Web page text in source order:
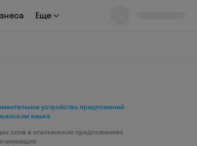
Еще
устройство предложений
языке
слов в итальянских предложениях